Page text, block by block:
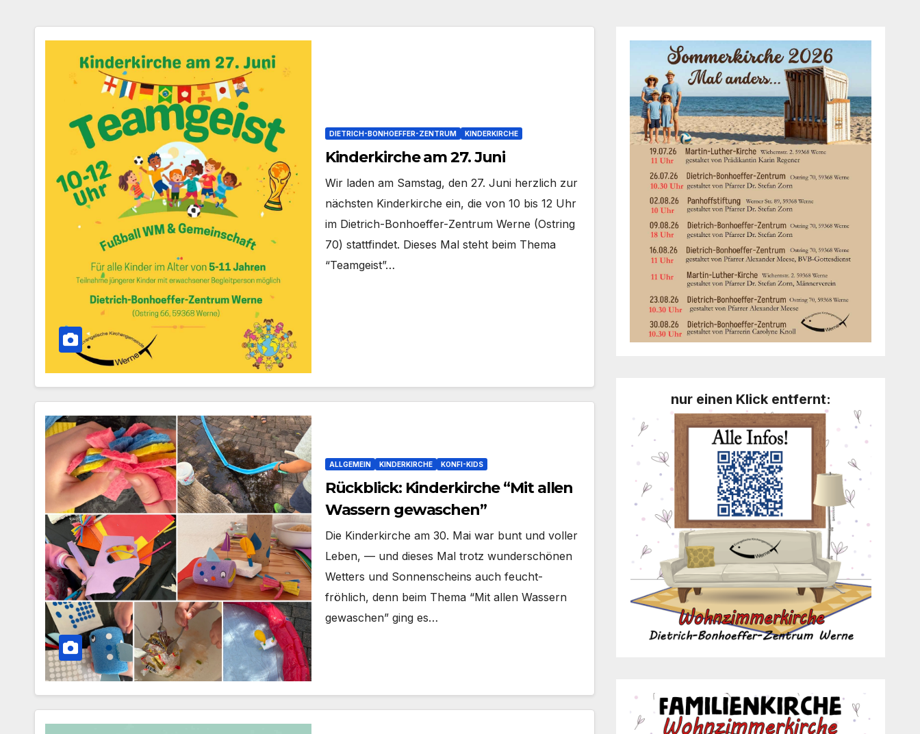
DIETRICH-BONHOEFFER-ZENTRUM KINDERKIRCHE
Kinderkirche am 27. Juni
Wir laden am Sams­tag, den 27. Juni herz­lich zur
nächs­ten Kin­der­kir­che ein, die von 10 bis 12 Uhr
im Dietrich-Bonhoeffer-Zentrum Wer­ne (Ost­ring
70) statt­fin­det. Die­ses Mal steht beim The­ma
“Team­geist”…
ALLGEMEIN KINDERKIRCHE KONFI-KIDS
Rückblick: Kinderkirche “Mit allen
Wassern gewaschen”
Die Kin­der­kir­che am 30. Mai war bunt und vol­ler
Leben, — und die­ses Mal trotz wun­der­schö­nen
Wet­ters und Son­nen­scheins auch feucht-
fröhlich, denn beim The­ma “Mit allen Was­sern
gewa­schen” ging es…
nur einen Klick entfernt: